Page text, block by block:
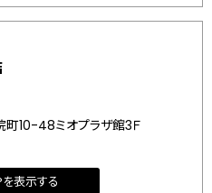
10-48ミオプラザ館3Ｆ
表示する